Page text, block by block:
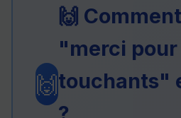
🙌
🙌
"merci
touchants"